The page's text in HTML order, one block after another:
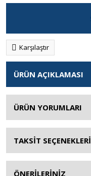
Karşılaştır
ÜRÜN AÇIKLAMASI
ÜRÜN YORUMLARI
TAKSİT SEÇENEKLERİ
ÖNERİLERİNİZ